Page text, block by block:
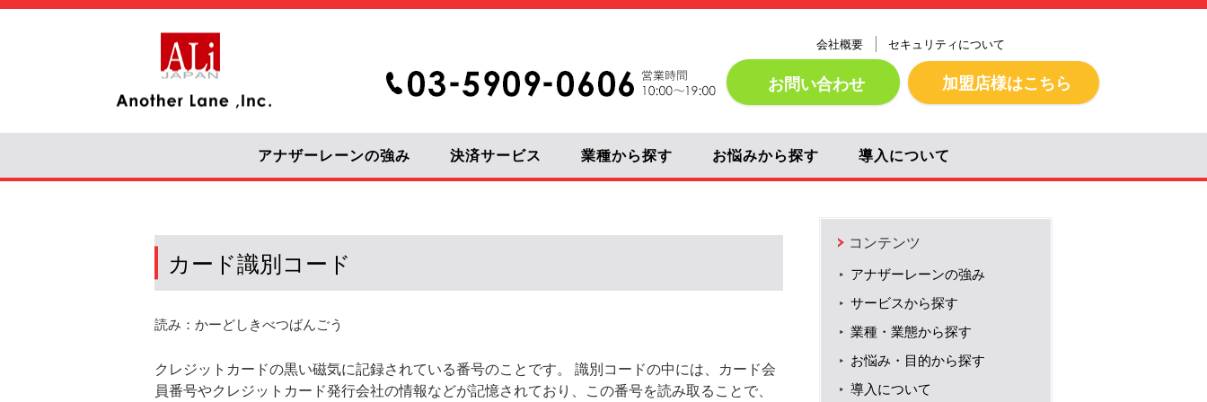
会社概要 セキュリティについて
お問い合わせ 加盟店様はこちら
アナザーレーンの強み 決済サービス 業種から探す お悩みから探す 導入について
コンテンツ
アナザーレーンの強み
サービスから探す
業種・業態から探す
お悩み・目的から探す
導入について
カード識別コード
読み：かーどしきべつばんごう
クレジットカードの黒い磁気に記録されている番号のことです。 識別コードの中には、カード会
員番号やクレジットカード発行会社の情報などが記憶されており、この番号を読み取ることで、